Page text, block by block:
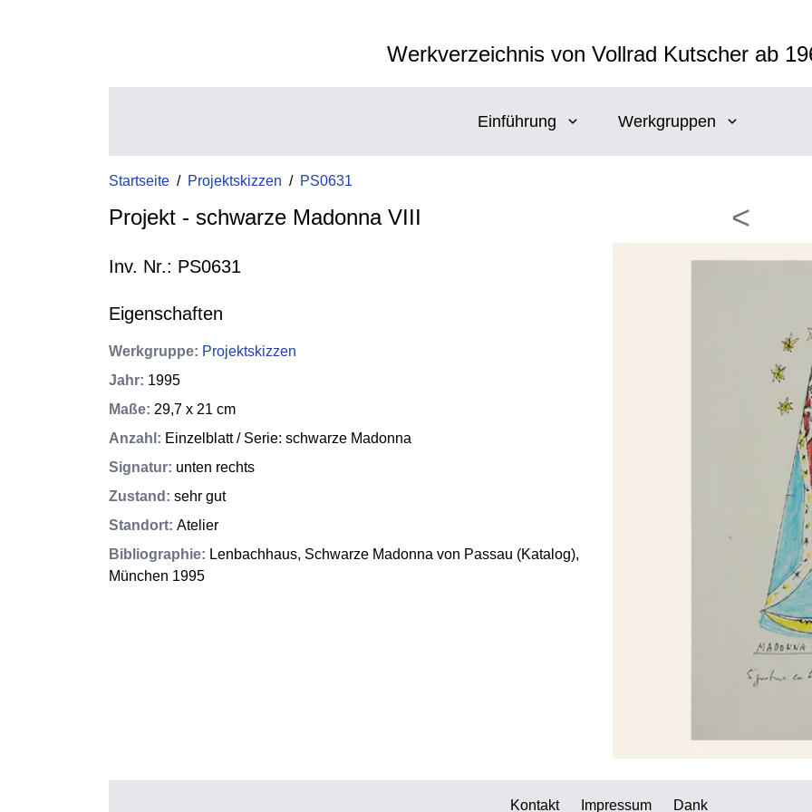
Werkverzeichnis von Vollrad Kutscher ab
Einführung Werkgruppen
Startseite / Projektskizzen / PS0631
Projekt - schwarze Madonna VIII
Inv. Nr.: PS0631
Eigenschaften
Werkgruppe: Projektskizzen
Jahr: 1995
Maße: 29,7 x 21 cm
Anzahl : Einzelblatt / Serie: schwarze Madonna
Signatur: unten rechts
Zustand : sehr gut
Standort: Atelier
Bibliographie: Lenbachhaus, Schwarze Madonna von Passau (Katalog),
München 1995
<
Kontakt Impressum Dank